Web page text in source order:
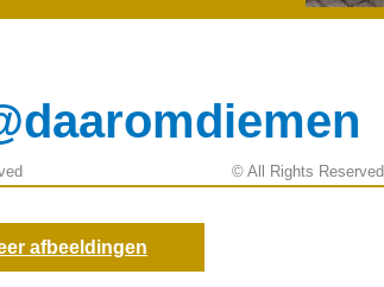
© All Rights Reserved
afbeeldingen